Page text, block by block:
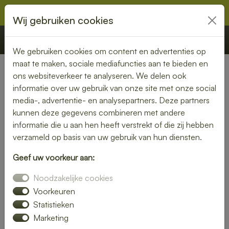
€ 0,00 Offerte Bestellen
Nederland»Gelderland» Huissen
Verse lunch laten bezorgen in
Huissen – geniet zonder
zorgen
bezorgservice in Huissen. Van knapperige broodjes tot
kleurrijke salades – wij bezorgen jouw favoriete
lunchgerechten precies wanneer jij het nodig hebt. Ideaal
voor thuis, op kantoor of tijdens een vergadering.
Wij gebruiken cookies
We gebruiken cookies om content en advertenties op
maat te maken, sociale mediafuncties aan te bieden en
ons websiteverkeer te analyseren. We delen ook
informatie over uw gebruik van onze site met onze social
media-, advertentie- en analysepartners. Deze partners
kunnen deze gegevens combineren met andere
informatie die u aan hen heeft verstrekt of die zij hebben
verzameld op basis van uw gebruik van hun diensten.
Geef uw voorkeur aan:
Noodzakelijke cookies
Voorkeuren
Statistieken
Marketing